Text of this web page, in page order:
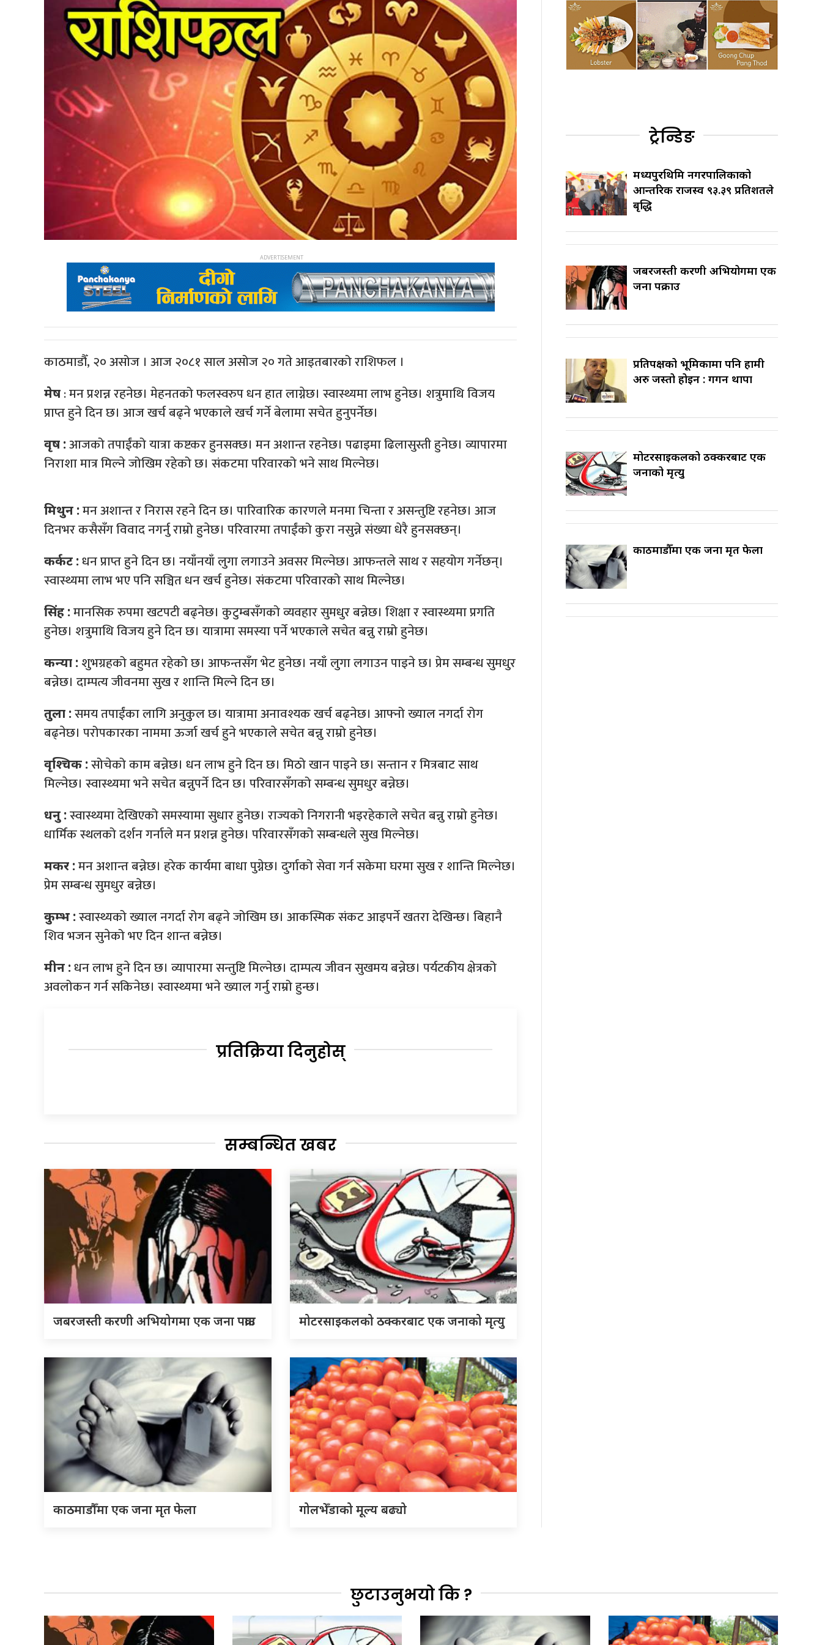
काठमाडौँ, २० असोज । आज २०८१ साल असोज २० गते आइतबारको राशिफल ।
मेष : मन प्रशन्न रहनेछ। मेहनतको फलस्वरुप धन हात लाग्नेछ। स्वास्थ्यमा लाभ हुनेछ। शत्रुमाथि विजय
प्राप्त हुने दिन छ। आज खर्च बढ्ने भएकाले खर्च गर्ने बेलामा सचेत हुनुपर्नेछ।
वृष :आजको तपाईंको यात्रा कष्टकर हुनसक्छ। मन अशान्त रहनेछ। पढाइमा ढिलासुस्ती हुनेछ। व्यापारमा
निराशा मात्र मिल्ने जोखिम रहेको छ। संकटमा परिवारको भने साथ मिल्नेछ।
मिथुन :मन अशान्त र निरास रहने दिन छ। पारिवारिक कारणले मनमा चिन्ता र असन्तुष्टि रहनेछ। आज
दिनभर कसैसँग विवाद नगर्नु राम्रो हुनेछ। परिवारमा तपाईंको कुरा नसुन्ने संख्या धेरै हुनसक्छन्।
कर्कट :धन प्राप्त हुने दिन छ। नयाँनयाँ लुगा लगाउने अवसर मिल्नेछ। आफन्तले साथ र सहयोग गर्नेछन्।
स्वास्थ्यमा लाभ भए पनि सञ्चित धन खर्च हुनेछ। संकटमा परिवारको साथ मिल्नेछ।
सिंह :मानसिक रुपमा खटपटी बढ्नेछ। कुटुम्बसँगको व्यवहार सुमधुर बन्नेछ। शिक्षा र स्वास्थ्यमा प्रगति
हुनेछ। शत्रुमाथि विजय हुने दिन छ। यात्रामा समस्या पर्ने भएकाले सचेत बन्नु राम्रो हुनेछ।
कन्या : शुभग्रहको बहुमत रहेको छ। आफन्तसँग भेट हुनेछ। नयाँ लुगा लगाउन पाइने छ। प्रेम सम्बन्ध सुमधुर
बन्नेछ। दाम्पत्य जीवनमा सुख र शान्ति मिल्ने दिन छ।
तुला :समय तपाईंका लागि अनुकुल छ। यात्रामा अनावश्यक खर्च बढ्नेछ। आफ्नो ख्याल नगर्दा रोग
बढ्नेछ। परोपकारका नाममा ऊर्जा खर्च हुने भएकाले सचेत बन्नु राम्रो हुनेछ।
वृश्चिक :सोचेको काम बन्नेछ। धन लाभ हुने दिन छ। मिठो खान पाइने छ। सन्तान र मित्रबाट साथ
मिल्नेछ। स्वास्थ्यमा भने सचेत बन्नुपर्ने दिन छ। परिवारसँगको सम्बन्ध सुमधुर बन्नेछ।
धनु :स्वास्थ्यमा देखिएको समस्यामा सुधार हुनेछ। राज्यको निगरानी भइरहेकाले सचेत बन्नु राम्रो हुनेछ।
धार्मिक स्थलको दर्शन गर्नाले मन प्रशन्न हुनेछ। परिवारसँगको सम्बन्धले सुख मिल्नेछ।
मकर :मन अशान्त बन्नेछ। हरेक कार्यमा बाधा पुग्नेछ। दुर्गाको सेवा गर्न सकेमा घरमा सुख र शान्ति मिल्नेछ।
प्रेम सम्बन्ध सुमधुर बन्नेछ।
कुम्भ :स्वास्थ्यको ख्याल नगर्दा रोग बढ्ने जोखिम छ। आकस्मिक संकट आइपर्ने खतरा देखिन्छ। बिहानै
शिव भजन सुनेको भए दिन शान्त बन्नेछ।
मीन :धन लाभ हुने दिन छ। व्यापारमा सन्तुष्टि मिल्नेछ। दाम्पत्य जीवन सुखमय बन्नेछ। पर्यटकीय क्षेत्रको
अवलोकन गर्न सकिनेछ। स्वास्थ्यमा भने ख्याल गर्नु राम्रो हुन्छ।
प्रतिक्रिया दिनुहोस्
सम्बन्धित खबर
जबरजस्ती करणी अभियोगमा एक जना पक्राउ मोटरसाइकलको ठक्करबाट एक जनाको मृत्यु
काठमाडौँमा एक जना मृत फेला गोलभेँडाको मूल्य बढ्यो
ट्रेन्डिङ
मध्यपुरथिमि नगरपालिकाको
आन्तरिक राजस्व ९३.३९ प्रतिशतले
बृद्धि
जबरजस्ती करणी अभियोगमा एक
जना पक्राउ
प्रतिपक्षको भूमिकामा पनि हामी
अरु जस्तो होइन : गगन थापा
मोटरसाइकलको ठक्करबाट एक
जनाको मृत्यु
काठमाडौँमा एक जना मृत फेला
छुटाउनुभयो कि ?